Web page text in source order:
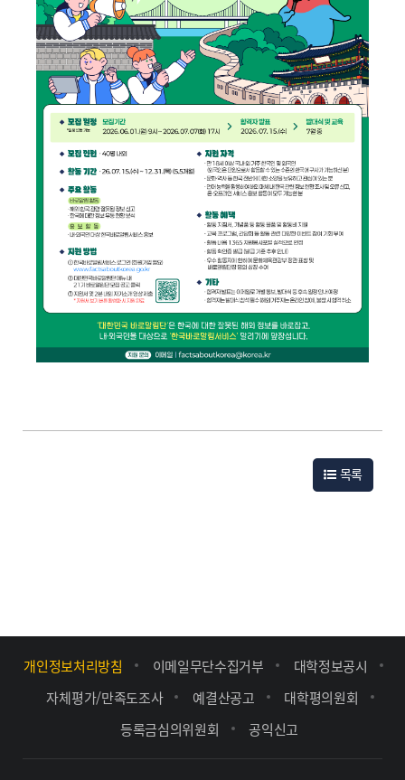
목록
개인정보처리방침 이메일무단수집거부
대학정보공시
자체평가/만족도조사
예결산공고
대학평의원회
등록금심의위원회
공익신고